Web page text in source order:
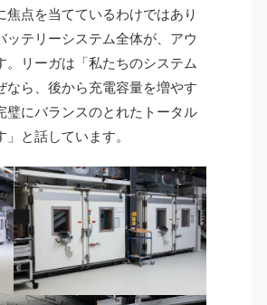
点を当てているわけではあり
テリーシステム全体が、アウ
リーガは「私たちのシステム
ら、後から充電容量を増やす
璧にバランスのとれたトータル
と話しています。